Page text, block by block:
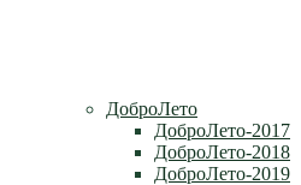
ДоброЛето
ДоброЛето-2017
ДоброЛето-2018
ДоброЛето-2019